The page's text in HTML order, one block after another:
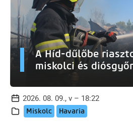
A Híd-dűlőbe
miskolci és
2026. 08. 09., v – 18:22
Miskolc Havaria